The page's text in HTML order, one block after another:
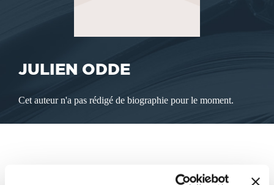
JULIEN ODDE
Cet auteur n'a pas rédigé de biographie pour le moment.